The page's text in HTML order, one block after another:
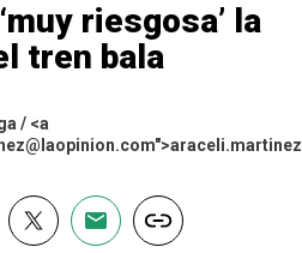
riesgosa’ la
tren bala
/ <a